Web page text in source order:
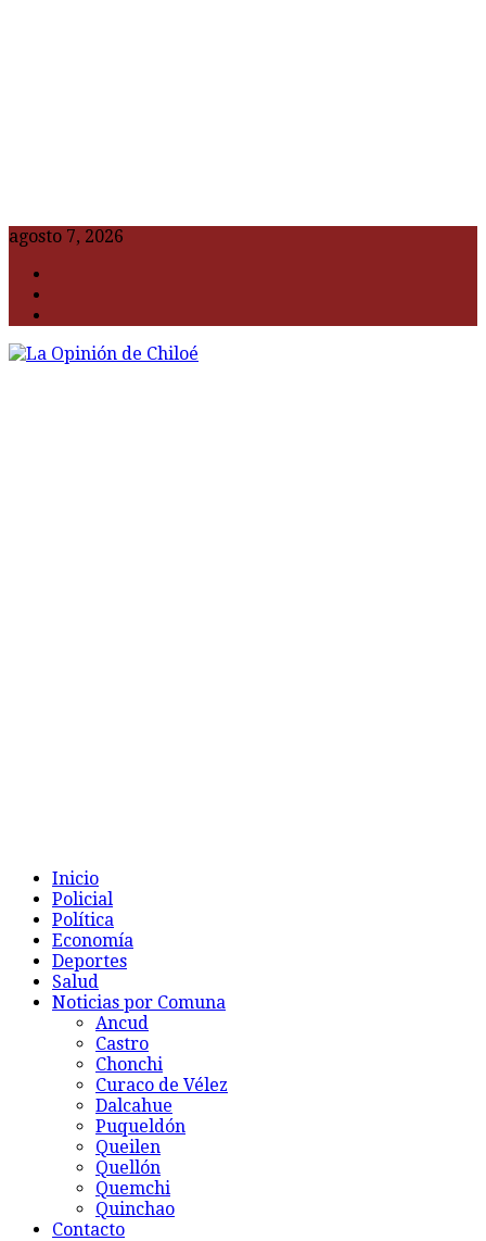
agosto 7, 2026
Inicio
Policial
Política
Economía
Deportes
Salud
Noticias por Comuna
Ancud
Castro
Chonchi
Curaco de Vélez
Dalcahue
Puqueldón
Queilen
Quellón
Quemchi
Quinchao
Contacto